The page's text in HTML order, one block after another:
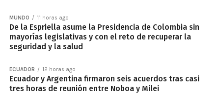
MUNDO 11 horas ago
De la Espriella asume la Presidencia de Colombia sin
mayorías legislativas y con el reto de recuperar la
seguridad y la salud
ECUADOR 12 horas ago
Ecuador y Argentina firmaron seis acuerdos tras casi
tres horas de reunión entre Noboa y Milei